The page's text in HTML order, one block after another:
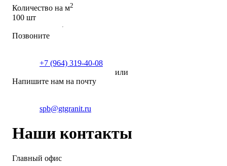
Количество на м2
100 шт
Позвоните
+7 (964) 319-40-08
или
Напишите нам на почту
spb@gtgranit.ru
Наши контакты
Главный офис